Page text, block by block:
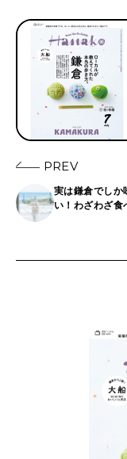
PREV
実は鎌倉でしか
い！わざわざ食